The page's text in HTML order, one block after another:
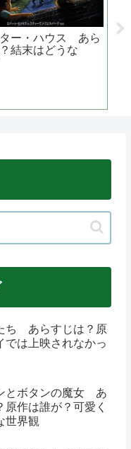
キンボ あらすじ
？ラドクリフが
ーでデスゲー
国
ち あらすじは？原
では上映されなかっ
とボタンの魔女 あ
原作は誰が？可愛く
世界観